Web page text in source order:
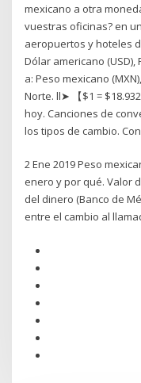
mexicano a otra
vuestras oficinas? en
aeropuertos y hoteles
Dólar americano
a: Peso mexicano
Norte. ll➤ 【$1 =
hoy. Canciones de
los tipos de cambio.
2 Ene 2019 Peso
enero y por qué. Valor
del dinero (Banco de
entre el cambio al